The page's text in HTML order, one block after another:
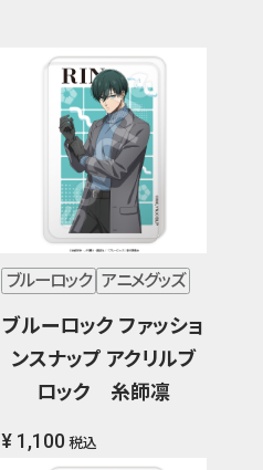
ブルーロック アニメグッズ
ブルーロック ファッショ
ンスナップ アクリルブ
ロック 糸師凛
¥ 1,100 税込